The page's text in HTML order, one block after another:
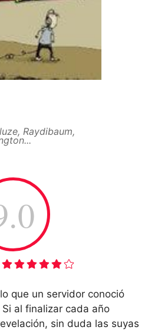
Raydibaum,
que un servidor conoció
al finalizar cada año
sin duda las suyas